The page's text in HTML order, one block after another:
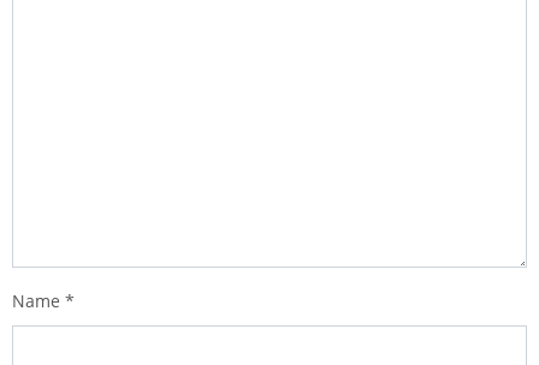
Name *